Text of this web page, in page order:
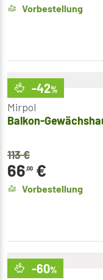
Vorbestellung
-42%
Mirpol
Balkon-
113€
66,00 €
Vorbestellung
-60%